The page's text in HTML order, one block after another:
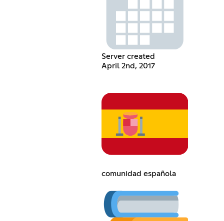
Server created
April 2nd, 2017
comunidad española